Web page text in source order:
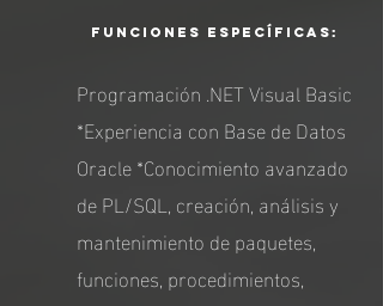
funciones específicas:
Programación .NET Visual Basic
*Experiencia con Base de Datos
Oracle *Conocimiento avanzado
de PL/SQL, creación, análisis y
mantenimiento de paquetes,
funciones, procedimientos,